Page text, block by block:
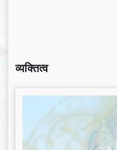
व्यक्तित्व